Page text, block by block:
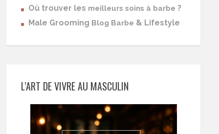
Où trouver les meilleurs soins à barbe ?
Male Grooming Blog Barbe & Lifestyle
L’ART DE VIVRE AU MASCULIN